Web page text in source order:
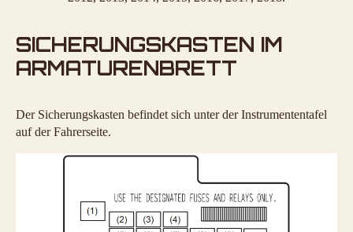
SICHERUNGSKASTEN IM
ARMATURENBRETT
Der Sicherungskasten befindet sich unter der Instrumententafel
auf der Fahrerseite.